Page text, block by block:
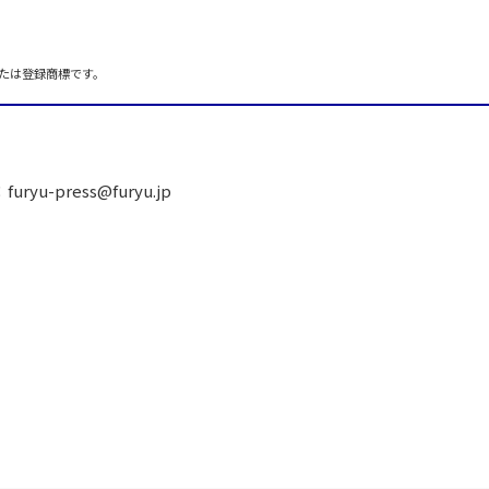
登録商標です。
furyu-press@furyu.jp